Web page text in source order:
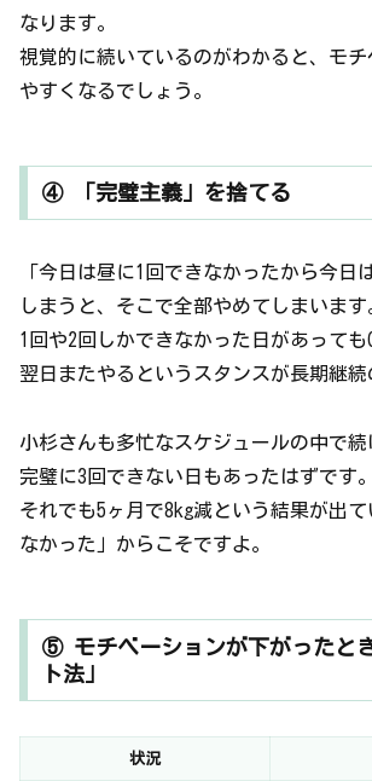
なります。
視覚的に続いているのがわかると、モ
やすくなるでしょう。
④ 「完璧主義」を捨てる
「今日は昼に1回できなかったから今日
しまうと、そこで全部やめてしまいます
1回や2回しかできなかった日があっても
翌日またやるというスタンスが長期継続
小杉さんも多忙なスケジュールの中で続
完璧に3回できない日もあったはずです。
それでも5ヶ月で8kg減という結果が出
なかった」からこそですよ。
⑤ モチベーションが下がったと
ト法」
状況